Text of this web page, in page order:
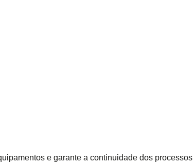
e garante a continuidade dos